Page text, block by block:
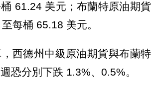
61.24 美元；布蘭特原油期貨
每桶 65.18 美元。
西德州中級原油期貨與布蘭特
恐分別下跌 1.3%、0.5%。